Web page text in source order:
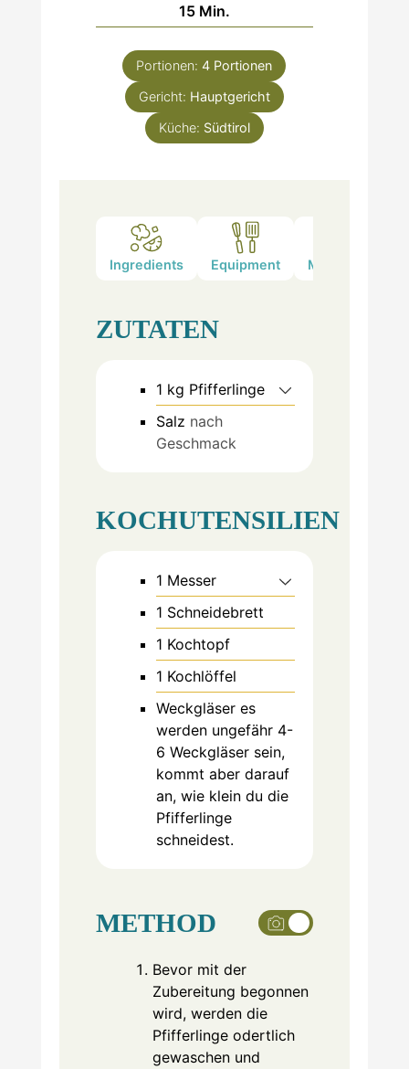
15Minuten
Min.
Portionen:4 Portionen
Gericht: Hauptgericht
Küche: Südtirol
Ingredients Equipment Method
ZUTATEN
1 kg Pfifferlinge
Salz nach
Geschmack
KOCHUTENSILIEN
1 Messer
1 Schneidebrett
1 Kochtopf
1 Kochlöffel
Weckgläser es
werden ungefähr 4-
6 Weckgläser sein,
kommt aber darauf
an, wie klein du die
Pfifferlinge
schneidest.
METHOD
Bevor mit der
Zubereitung begonnen
wird, werden die
Pfifferlinge odertlich
gewaschen und